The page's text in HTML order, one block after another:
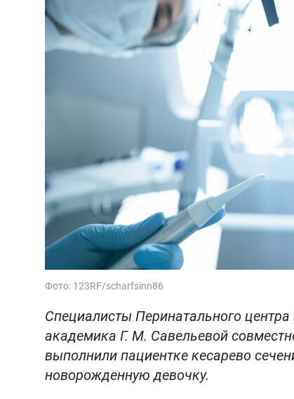
Фото: 123RF/scharfsinn86
Специалисты Перинатального
академика Г. М. Савельевой
выполнили пациентке кесарево
новорожденную девочку.